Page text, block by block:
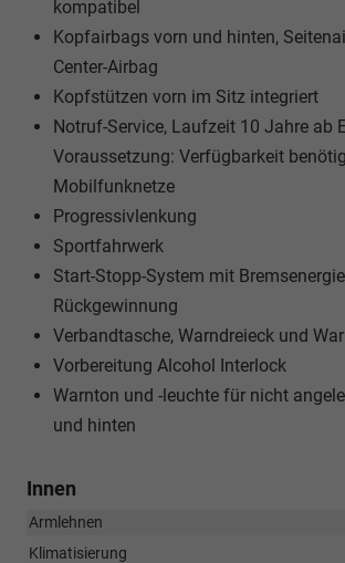
kompatibel
Kopfairbags vorn und hinten,
Center-Airbag
Kopfstützen vorn im Sitz integriert
Notruf-Service, Laufzeit 10 Jahre ab
Voraussetzung: Verfügbarkeit
Mobilfunknetze
Progressivlenkung
Sportfahrwerk
Start-Stopp-System mit
Rückgewinnung
Verbandtasche, Warndreieck und
Vorbereitung Alcohol Interlock
Warnton und -leuchte für nicht
und hinten
Innen
Armlehnen
Klimatisierung